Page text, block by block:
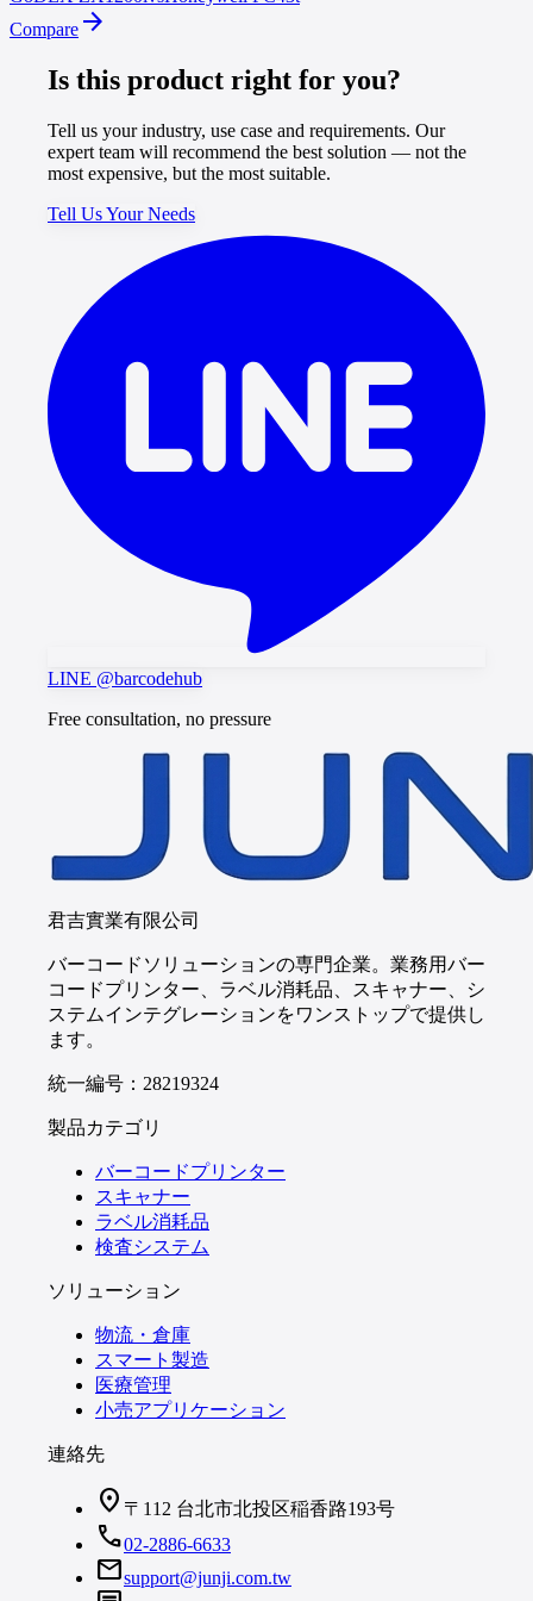
Compare arrow_forward
Is this product right for you?
Tell us your industry, use case and requirements. Our
expert team will recommend the best solution — not the
most expensive, but the most suitable.
Tell Us Your Needs
LINE @barcodehub
Free consultation, no pressure
君吉實業有限公司
バーコードソリューションの専門企業。業務用バー
コードプリンター、ラベル消耗品、スキャナー、シ
ステムインテグレーションをワンストップで提供し
ます。
統一編号：28219324
製品カテゴリ
バーコードプリンター
スキャナー
ラベル消耗品
検査システム
ソリューション
物流・倉庫
スマート製造
医療管理
小売アプリケーション
連絡先
location_on 〒112 台北市北投区稲香路193号
call02-2886-6633
mailsupport@junji.com.tw